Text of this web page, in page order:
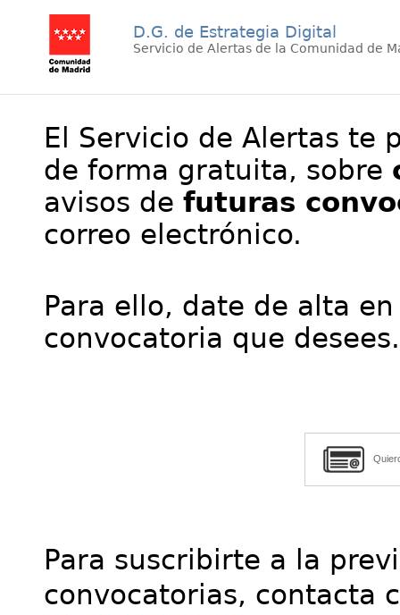
D.G. de Estrategia Digital
Servicio de Alertas de la Comunidad de
El Servicio de Alertas te
de forma gratuita, sobre
avisos de futuras
correo electrónico.
Para ello, date de alta
convocatoria que desees.
Para suscribirte a la
convocatorias, contacta